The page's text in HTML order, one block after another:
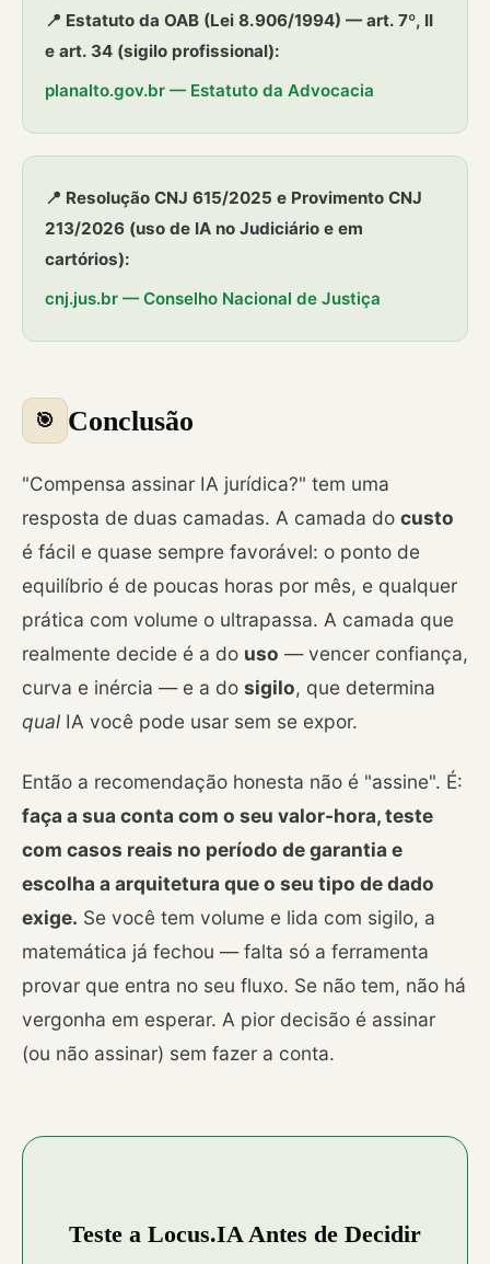
📍 Estatuto da OAB (Lei 8.906/1994) — art. 7º, II
e art. 34 (sigilo profissional):
planalto.gov.br — Estatuto da Advocacia
📍 Resolução CNJ 615/2025 e Provimento CNJ
213/2026 (uso de IA no Judiciário e em
cartórios):
cnj.jus.br — Conselho Nacional de Justiça
🎯 Conclusão
"Compensa assinar IA jurídica?" tem uma
resposta de duas camadas. A camada do custo
é fácil e quase sempre favorável: o ponto de
equilíbrio é de poucas horas por mês, e qualquer
prática com volume o ultrapassa. A camada que
realmente decide é a do uso — vencer confiança,
curva e inércia — e a do sigilo, que determina
qual IA você pode usar sem se expor.
Então a recomendação honesta não é "assine". É:
faça a sua conta com o seu valor-hora, teste
com casos reais no período de garantia e
escolha a arquitetura que o seu tipo de dado
exige. Se você tem volume e lida com sigilo, a
matemática já fechou — falta só a ferramenta
provar que entra no seu fluxo. Se não tem, não há
vergonha em esperar. A pior decisão é assinar
(ou não assinar) sem fazer a conta.
Teste a Locus.IA Antes de Decidir